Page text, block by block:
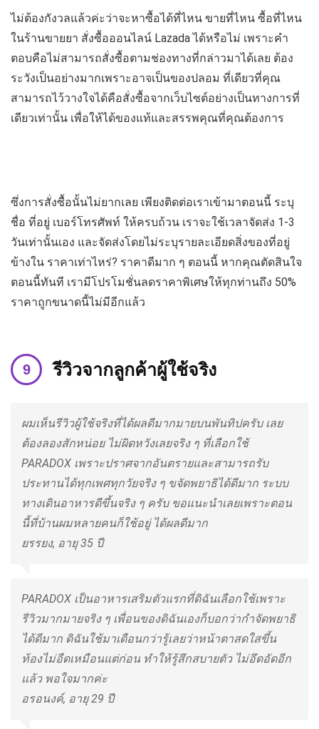
ไม่ต้องกังวลแล้วค่ะว่าจะหาซื้อได้ที่ไหน ขายที่ไหน ซื้อที่ไหน
ในร้านขายยา สั่งซื้อออนไลน์ Lazada ได้หรือไม่ เพราะคำ
ตอบคือไม่สามารถสั่งซื้อตามช่องทางที่กล่าวมาได้เลย ต้อง
ระวังเป็นอย่างมากเพราะอาจเป็นของปลอม ที่เดียวที่คุณ
สามารถไว้วางใจได้คือสั่งซื้อจากเว็บไซต์อย่างเป็นทางการที่
เดียวเท่านั้น เพื่อให้ได้ของแท้และสรรพคุณที่คุณต้องการ
ซึ่งการสั่งซื้อนั้นไม่ยากเลย เพียงติดต่อเราเข้ามาตอนนี้ ระบุ
ชื่อ ที่อยู่ เบอร์โทรศัพท์ ให้ครบถ้วน เราจะใช้เวลาจัดส่ง 1-3
วันเท่านั้นเอง และจัดส่งโดยไม่ระบุรายละเอียดสิ่งของที่อยู่
ข้างใน ราคาเท่าไหร่? ราคาดีมาก ๆ ตอนนี้ หากคุณตัดสินใจ
ตอนนี้ทันที เรามีโปรโมชั่นลดราคาพิเศษให้ทุกท่านถึง 50%
ราคาถูกขนาดนี้ไม่มีอีกแล้ว
รีวิวจากลูกค้าผู้ใช้จริง
ผมเห็นรีวิวผู้ใช้จริงที่ได้ผลดีมากมายบนพันทิปครับ เลย
ต้องลองสักหน่อย ไม่ผิดหวังเลยจริง ๆ ที่เลือกใช้
PARADOX เพราะปราศจากอันตรายและสามารถรับ
ประทานได้ทุกเพศทุกวัยจริง ๆ ขจัดพยาธิได้ดีมาก ระบบ
ทางเดินอาหารดีขึ้นจริง ๆ ครับ ขอแนะนำเลยเพราะตอน
นี้ที่บ้านผมหลายคนก็ใช้อยู่ ได้ผลดีมาก
ยรรยง, อายุ 35 ปี
PARADOX เป็นอาหารเสริมตัวแรกที่ดิฉันเลือกใช้เพราะ
รีวิวมากมายจริง ๆ เพื่อนของดิฉันเองก็บอกว่ากำจัดพยาธิ
ได้ดีมาก ดิฉันใช้มาเดือนกว่ารู้เลยว่าหน้าตาสดใสขึ้น
ท้องไม่อืดเหมือนแต่ก่อน ทำให้รู้สึกสบายตัว ไม่อึดอัดอีก
แล้ว พอใจมากค่ะ
อรอนงค์, อายุ 29 ปี